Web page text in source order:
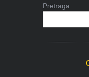
Pretraga